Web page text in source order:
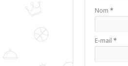
Nom *
E-mail *